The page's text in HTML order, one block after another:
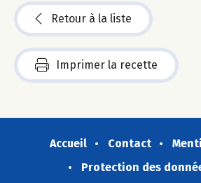
Retour à la liste
Imprimer la recette
Accueil Contact
Protection des